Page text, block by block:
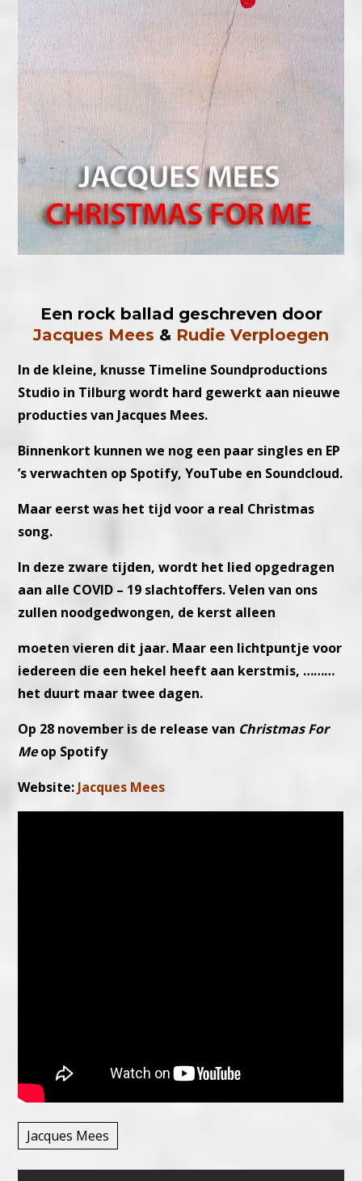
Een rock ballad geschreven door
Jacques Mees & Rudie Verploegen
In de kleine, knusse Timeline Soundproductions
Studio in Tilburg wordt hard gewerkt aan nieuwe
producties van Jacques Mees.
Binnenkort kunnen we nog een paar singles en EP
’s verwachten op Spotify, YouTube en Soundcloud.
Maar eerst was het tijd voor a real Christmas
song.
In deze zware tijden, wordt het lied opgedragen
aan alle COVID – 19 slachtoffers. Velen van ons
zullen noodgedwongen, de kerst alleen
moeten vieren dit jaar. Maar een lichtpuntje voor
iedereen die een hekel heeft aan kerstmis, ………
het duurt maar twee dagen.
Op 28 november is de release van Christmas For
Meop Spotify
Website: Jacques Mees
Jacques Mees